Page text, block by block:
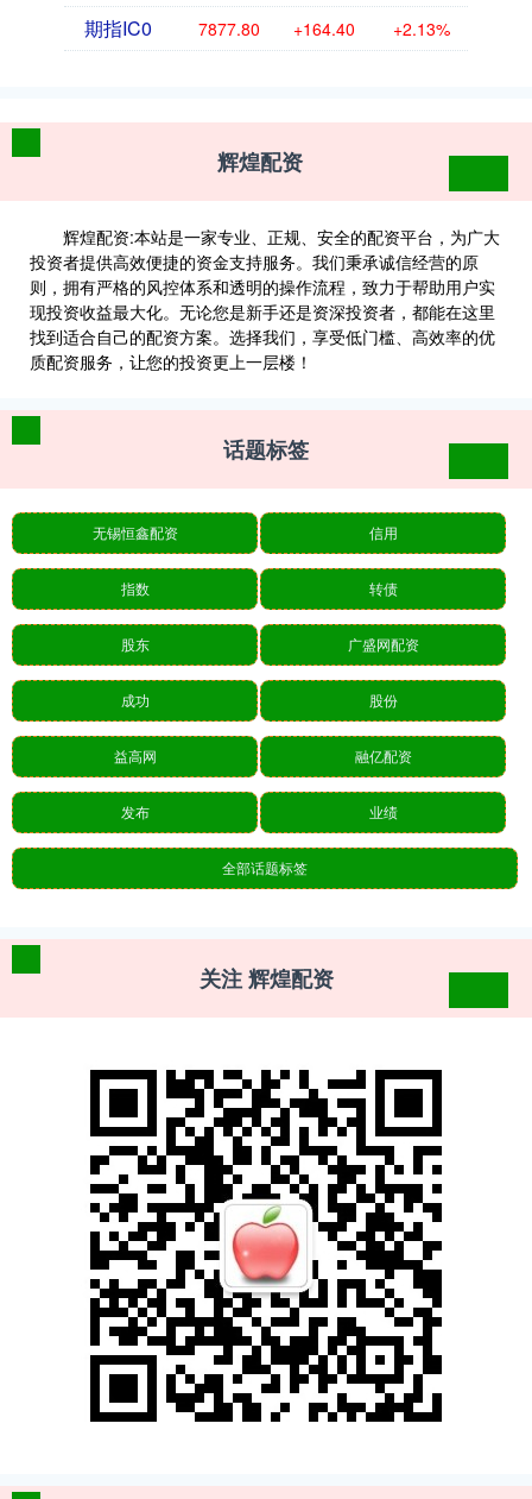
期指IC0 7877.80 +164.40 +2.13%
辉煌配资
辉煌配资:本站是一家专业、正规、安全的配资平台，为广大
投资者提供高效便捷的资金支持服务。我们秉承诚信经营的原
则，拥有严格的风控体系和透明的操作流程，致力于帮助用户实
现投资收益最大化。无论您是新手还是资深投资者，都能在这里
找到适合自己的配资方案。选择我们，享受低门槛、高效率的优
质配资服务，让您的投资更上一层楼！
话题标签
无锡恒鑫配资 信用
指数 转债
股东 广盛网配资
成功 股份
益高网 融亿配资
发布 业绩
全部话题标签
关注 辉煌配资